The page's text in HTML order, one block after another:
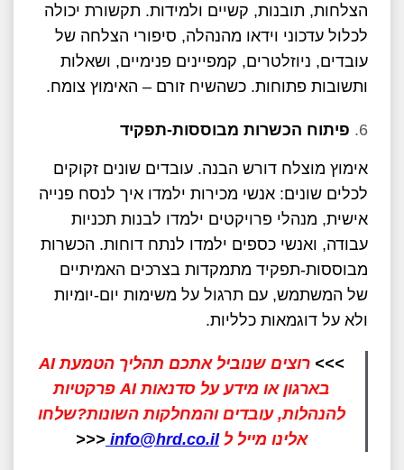
הצלחות, תובנות, קשיים ולמידות. תקשורת יכולה
לכלול עדכוני וידאו מהנהלה, סיפורי הצלחה של
עובדים, ניוזלטרים, קמפיינים פנימיים, ושאלות
ותשובות פתוחות. כשהשיח זורם – האימוץ צומח.
פיתוח הכשרות מבוססות-תפקיד
אימוץ מוצלח דורש הבנה. עובדים שונים זקוקים
לכלים שונים: אנשי מכירות ילמדו איך לנסח פנייה
אישית, מנהלי פרויקטים ילמדו לבנות תכניות
עבודה, ואנשי כספים ילמדו לנתח דוחות. הכשרות
מבוססות-תפקיד מתמקדות בצרכים האמיתיים
של המשתמש, עם תרגול על משימות יום-יומיות
ולא על דוגמאות כלליות.
>>>
רוצים שנוביל אתכם תהליך הטמעת AI
בארגון או
מידע על סדנאות AI פרקטיות
להנהלות, עובדים והמחלקות השונות?שלחו
אלינו מייל ל info@hrd.co.il
<<<